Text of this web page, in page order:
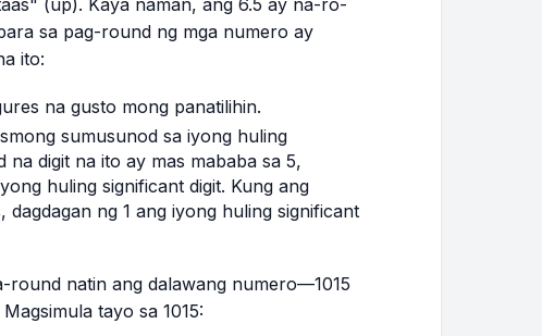
sa pag-round ng mga numero ay
ito:
na gusto mong panatilihin.
sumusunod sa iyong huling
digit na ito ay mas mababa sa 5,
huling significant digit. Kung ang
dagdagan ng 1 ang iyong huling significant
round natin ang dalawang numero—1015
tayo sa 1015: